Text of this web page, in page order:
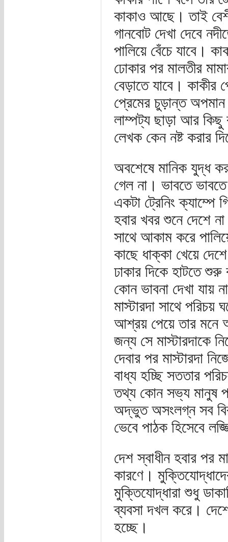
কাকাও আছে। তাই
গানবোট দেখা দেবে
পালিয়ে বেঁচে যাবে।
ঢোকার পর মালতীর
বেড়াতে যাবে। কাকীর
প্রেমের চুড়ান্ত
লাম্পট্য ছাড়া আর কিছু
লেখক কেন নষ্ট করার
অবশেষে মানিক যুদ্ধ
গেল না। ভাবতে
একটা ট্রেনিং ক্যাম্পে
হবার খবর শুনে দেশে
সাথে আকাম করে
কাছে ধাক্কা খেয়ে
ঢাকার দিকে হাটতে
কোন ভাবনা দেখা যায়
মাস্টারদা সাথে
আশ্রয় পেয়ে তার মনে
জন্য সে মাস্টারদাকে
দেবার পর মাস্টারদা
বাধ্য হচ্ছি সততার
তথ্য কোন সভ্য মানুষ
অদ্ভুত অসংলগ্ন সব
ভেবে পাঠক হিসেবে
দেশ স্বাধীন হবার
কারণে।
মুক্তিযোদ্ধারা শুধু
ব্যবসা দখল করে।
হচ্ছে।